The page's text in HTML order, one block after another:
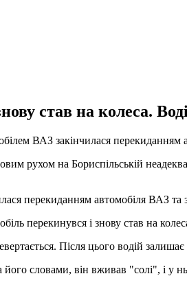
став на колеса.
ВАЗ закінчилася
рухом на Бориспільській
перекиданням автомобіля ВАЗ
перекинувся і знову став на
Після цього водій
словами, він вживав "солі", і у